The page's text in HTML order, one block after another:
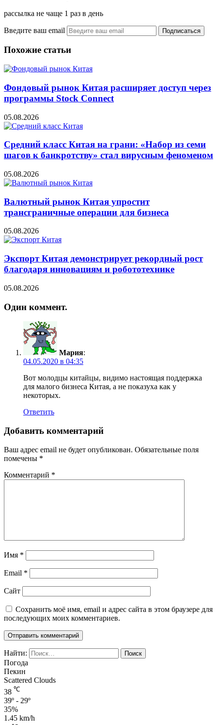
рассылка не чаще 1 раз в день
Введите ваш email
Похожие статьи
Фондовый рынок Китая расширяет доступ через
программы Stock Connect
05.08.2026
Средний класс Китая на грани: «Набор из семи
шагов к банкротству» стал вирусным феноменом
05.08.2026
Валютный рынок Китая упростит
трансграничные операции для бизнеса
05.08.2026
Экспорт Китая демонстрирует рекордный рост
благодаря инновациям и робототехнике
05.08.2026
Один коммент.
Мария:
04.05.2020 в 04:35
Вот молодцы китайцы, видимо настоящая поддержка
для малого бизнеса Китая, а не показуха как у
некоторых.
Ответить
Добавить комментарий
Ваш адрес email не будет опубликован. Обязательные поля
помечены *
Комментарий *
Имя *
Email *
Сайт
Сохранить моё имя, email и адрес сайта в этом браузере для
последующих моих комментариев.
Найти:
Погода
Пекин
Scattered Clouds
38 ℃
39º - 29º
35%
1.45 km/h